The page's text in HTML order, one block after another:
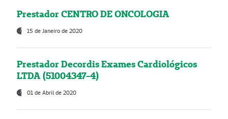
Prestador CENTRO DE ONCOLOGIA
15 de Janeiro de 2020
Prestador Decordis Exames Cardiológicos
LTDA (51004347-4)
01 de Abril de 2020